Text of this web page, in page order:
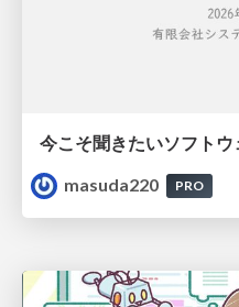
masuda220
PRO